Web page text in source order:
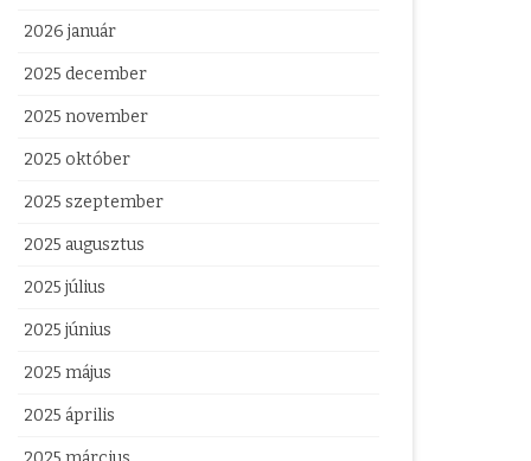
2026 január
2025 december
2025 november
2025 október
2025 szeptember
2025 augusztus
2025 július
2025 június
2025 május
2025 április